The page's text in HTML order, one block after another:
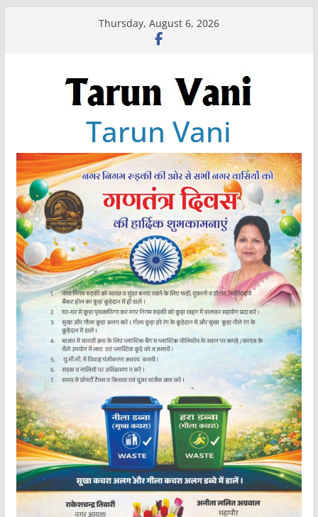
Thursday, August 6, 2026
Tarun Vani